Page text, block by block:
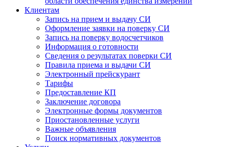
Клиентам
Запись на прием и выдачу СИ
Оформление заявки на поверку СИ
Запись на поверку водосчетчиков
Информация о готовности
Сведения о результатах поверки СИ
Правила приема и выдачи СИ
Электронный прейскурант
Тарифы
Предоставление КП
Заключение договора
Электронные формы документов
Приостановленные услуги
Важные объявления
Поиск нормативных документов